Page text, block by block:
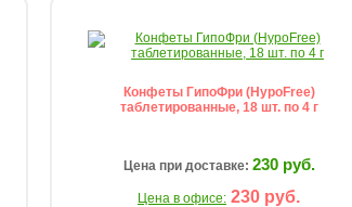
Конфеты ГипоФри (HypoFree)
таблетированные, 18 шт. по 4 г
Цена при доставке: 230 руб.
Цена в офисе: 230 руб.